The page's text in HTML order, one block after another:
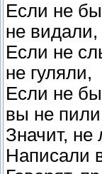
Если не
не видали,
Если не
не гуляли,
Если не
вы не
Значит,
Написали